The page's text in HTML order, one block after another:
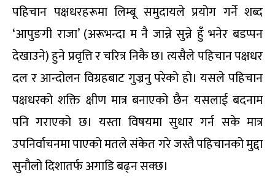
पहिचान पक्षधरहरूमा लिम्बू समुदायले प्रयोग गर्ने शब्द
‘आपुङगी राजा’ (अरूभन्दा म नै जान्ने सुन्ने हुँ भनेर बडप्पन
देखाउने) हुने प्रवृत्ति र चरित्र निकै छ। त्यसैले पहिचान पक्षधर
दल र आन्दोलन विग्रहबाट गुज्रनु परेको हो। यसले पहिचान
पक्षधरको शक्ति क्षीण मात्र बनाएको छैन यसलाई बदनाम
पनि गराएको छ। यस्ता विषयमा सुधार गर्न सके मात्र
उपनिर्वाचनमा पाएको मतले संकेत गरे जस्तै पहिचानको मुद्दा
सुनौलो दिशातर्फ अगाडि बढ्न सक्छ।